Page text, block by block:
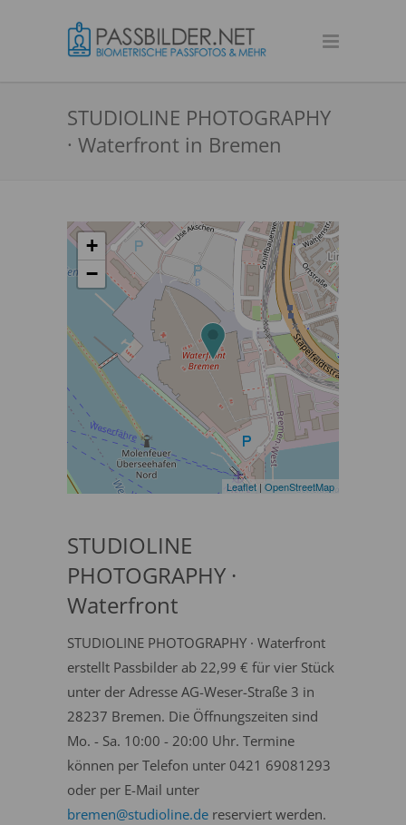
STUDIOLINE PHOTOGRAPHY
· Waterfront in Bremen
+
−
Leaflet | OpenStreetMap
STUDIOLINE
PHOTOGRAPHY ·
Waterfront
STUDIOLINE PHOTOGRAPHY · Waterfront
erstellt Passbilder ab 22,99 € für vier Stück
unter der Adresse AG-Weser-Straße 3 in
28237 Bremen. Die Öffnungszeiten sind
Mo. - Sa. 10:00 - 20:00 Uhr. Termine
können per Telefon unter 0421 69081293
oder per E-Mail unter
bremen@studioline.de reserviert werden.